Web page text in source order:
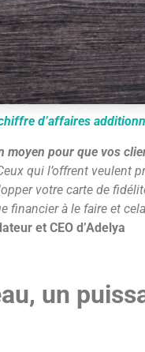
d’affaires
moyen pour que vos
qui l’offrent veulent
votre carte de
financier à le faire et
et CEO d’Adelya
un